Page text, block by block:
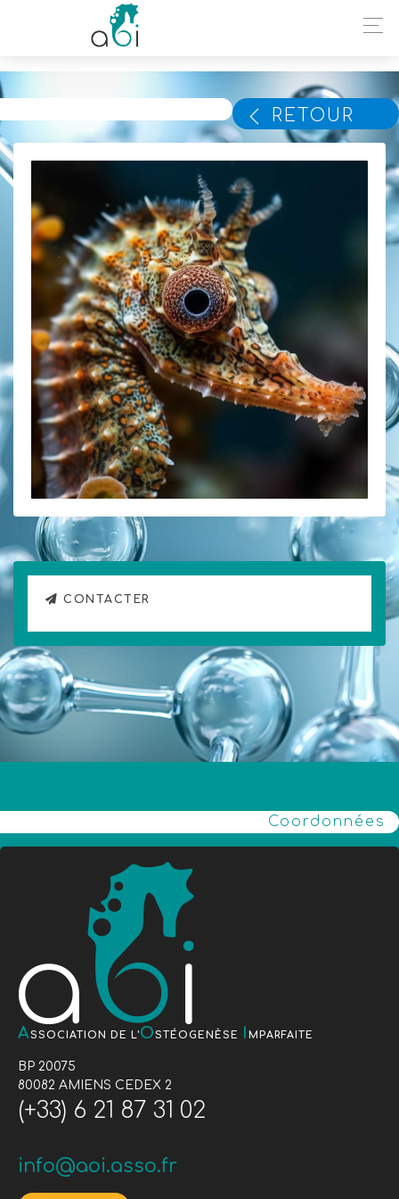
RETOUR
CONTACTER
Coordonnées
ASSOCIATION DE L'OSTÉOGENÈSE I MPARFAITE
BP 20075
80082 AMIENS CEDEX 2
(+33) 6 21 87 31 02
info@aoi.asso.fr